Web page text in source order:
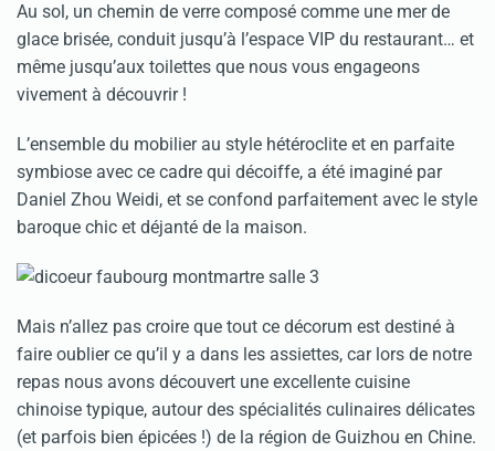
Au sol, un chemin de verre composé comme une mer de
glace brisée, conduit jusqu’à l’espace VIP du restaurant… et
même jusqu’aux toilettes que nous vous engageons
vivement à découvrir !
L’ensemble du mobilier au style hétéroclite et en parfaite
symbiose avec ce cadre qui décoiffe, a été imaginé par
Daniel Zhou Weidi, et se confond parfaitement avec le style
baroque chic et déjanté de la maison.
Mais n’allez pas croire que tout ce décorum est destiné à
faire oublier ce qu’il y a dans les assiettes, car lors de notre
repas nous avons découvert une excellente cuisine
chinoise typique, autour des spécialités culinaires délicates
(et parfois bien épicées !) de la région de Guizhou en Chine.